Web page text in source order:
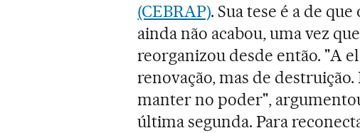
(CEBRAP). Sua tese é a de
ainda não acabou, uma vez
reorganizou desde então. "A
renovação, mas de
manter no poder",
última segunda. Para